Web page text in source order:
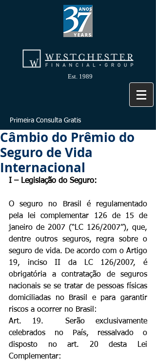
Est. 1989
Primeira Consulta Gratis
Câmbio do Prêmio do
Seguro de Vida
Internacional
I – Legislação do Seguro:
O seguro no Brasil é regulamentado
pela lei complementar 126 de 15 de
janeiro de 2007 (“LC 126/2007”), que,
dentre outros seguros, regra sobre o
seguro de vida. De acordo com o Artigo
19, inciso II da LC 126/2007, é
obrigatória a contratação de seguros
nacionais se se tratar de pessoas físicas
domiciliadas no Brasil e para garantir
riscos a ocorrer no Brasil:
Art. 19.  Serão exclusivamente
celebrados no País, ressalvado o
disposto no art. 20 desta Lei
Complementar: